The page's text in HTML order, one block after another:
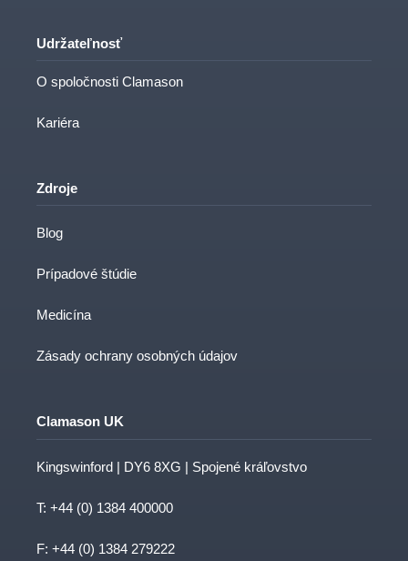
Udržateľnosť
O spoločnosti Clamason
Kariéra
Zdroje
Blog
Prípadové štúdie
Medicína
Zásady ochrany osobných údajov
Clamason UK
Kingswinford | DY6 8XG | Spojené kráľovstvo
T: +44 (0) 1384 400000
F: +44 (0) 1384 279222